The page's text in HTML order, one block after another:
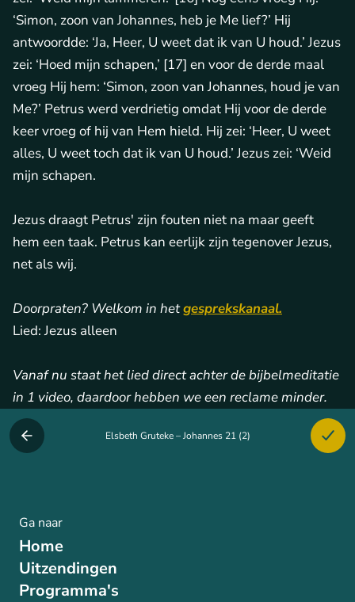
Elsbeth Gruteke – Johannes 21 (2)
‘Simon, zoon van Johannes, heb je Me lief?’ Hij
antwoordde: ‘Ja, Heer, U weet dat ik van U houd.’ Jezus
zei: ‘Hoed mijn schapen,’ [17] en voor de derde maal
vroeg Hij hem: ‘Simon, zoon van Johannes, houd je van
Me?’ Petrus werd verdrietig omdat Hij voor de derde
keer vroeg of hij van Hem hield. Hij zei: ‘Heer, U weet
alles, U weet toch dat ik van U houd.’ Jezus zei: ‘Weid
mijn schapen.
Jezus draagt Petrus' zijn fouten niet na maar geeft
hem een taak. Petrus kan eerlijk zijn tegenover Jezus,
net als wij.
Doorpraten? Welkom in hetgesprekskanaal.
Lied: Jezus alleen
Vanaf nu staat het lied direct achter de bijbelmeditatie
in 1 video, daardoor hebben we een reclame minder.
Ga naar
Home
Uitzendingen
Programma's